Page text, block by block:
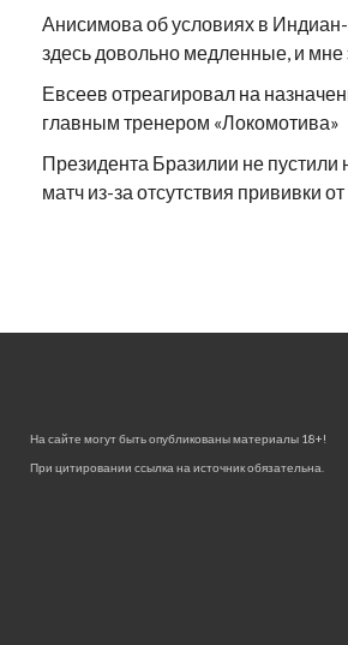
Анисимова об условиях в
здесь довольно медленные, и мне
Евсеев отреагировал на
главным тренером «Локомотива»
Президента Бразилии не
матч из-за отсутствия прививки
На сайте могут быть опубликованы материалы 18+!
При цитировании ссылка на источник обязательна.